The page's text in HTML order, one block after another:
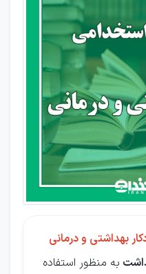
بهداشتی و درمانی
به منظور استفاده